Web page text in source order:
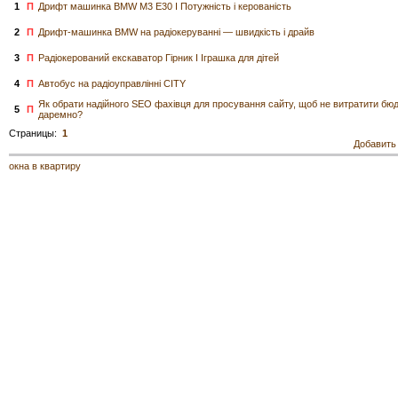
1
П Дрифт машинка BMW M3 E30 I Потужність і керованість
2 П Дрифт-машинка BMW на радіокеруванні — швидкість і драйв
3 П Радіокерований екскаватор Гірник I Іграшка для дітей
4 П Автобус на радіоуправлінні CITY
5 П Як обрати надійного SEO фахівця для просування сайту, щоб не витратити
даремно?
Страницы: 1
окна в квартиру